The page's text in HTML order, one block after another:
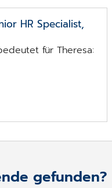
HR Specialist,
für Theresa:
gefunden?